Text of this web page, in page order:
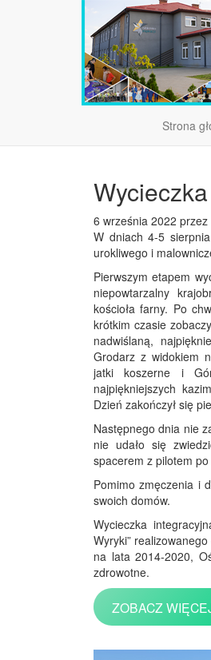
Strona
6 września 2022 przez
W dniach 4-5
urokliwego i
Pierwszym etapem
niepowtarzalny
kościoła farny. Po
krótkim czasie
nadwiślaną,
Grodarz z widokiem
jatki koszerne i
najpiękniejszych
Dzień zakończył się
Następnego dnia nie
nie udało się
spacerem z pilotem
Pomimo zmęczenia i
swoich domów.
Wycieczka
Wyryki”
na lata 2014-2020,
zdrowotne.
ZOBACZ